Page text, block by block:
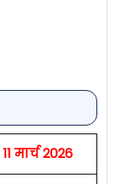
11 मार्च 2026